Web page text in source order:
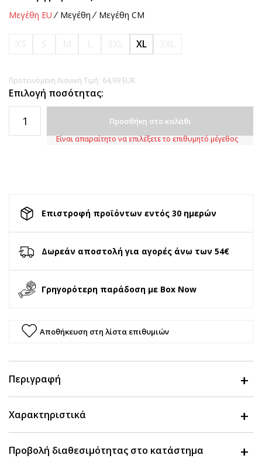
Μεγέθη EU Μεγέθη Μεγέθη CM
XL
Προτεινόμενη Λιανική Τιμή: 64,99 EUR
Επιλογή ποσότητας:
Προσθήκη στο καλάθι
Είναι απαραίτητο να επιλέξετε το επιθυμητό μέγεθος
Επιστροφή προϊόντων εντός 30 ημερών
Δωρεάν αποστολή για αγορές άνω των 54€
Γρηγορότερη παράδοση με Box Now
Αποθήκευση στη λίστα επιθυμιών
Περιγραφή
Χαρακτηριστικά
Προβολή διαθεσιμότητας στο κατάστημα